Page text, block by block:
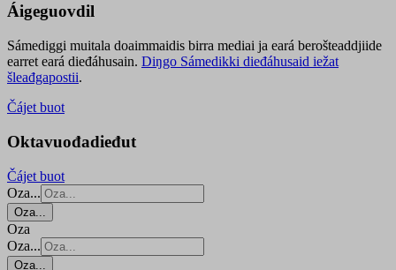
Áigeguovdil
Sámediggi muitala doaimmaidis birra mediai ja eará berošteaddjiide
earret eará dieđáhusain. Diŋgo Sámedikki dieđáhusaid iežat
šleađgapostii.
Čájet buot
Oktavuođadieđut
Čájet buot
Oza...
Oza...
Oza
Oza...
Oza...